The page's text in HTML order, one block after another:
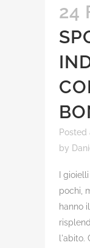
24
Posted
by
I
pochi,
hanno
l'abito.